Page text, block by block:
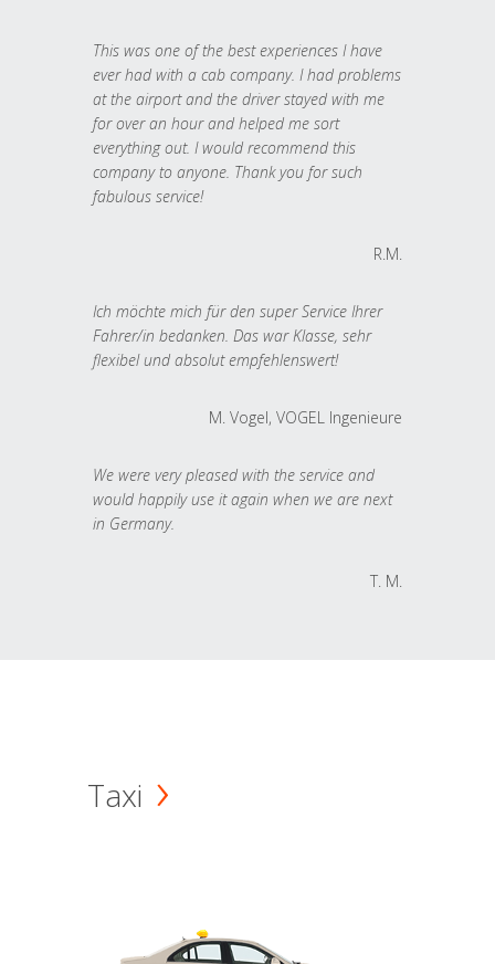
This was one of the best experiences I have
ever had with a cab company. I had problems
at the airport and the driver stayed with me
for over an hour and helped me sort
everything out. I would recommend this
company to anyone. Thank you for such
fabulous service!
R.M.
Ich möchte mich für den super Service Ihrer
Fahrer/in bedanken. Das war Klasse, sehr
flexibel und absolut empfehlenswert!
M. Vogel, VOGEL Ingenieure
We were very pleased with the service and
would happily use it again when we are next
in Germany.
T. M.
Taxi